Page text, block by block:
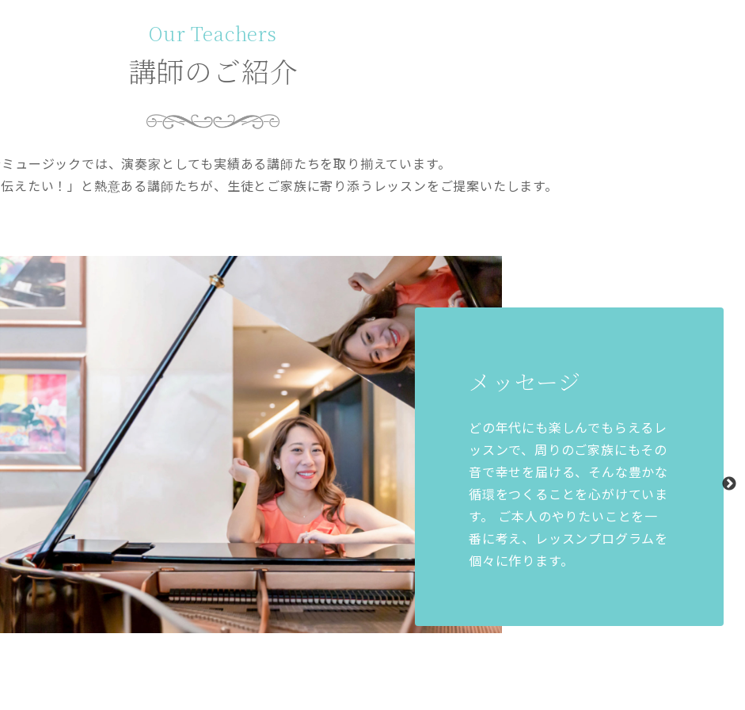
Our Teachers
講師のご紹介
ュージックでは、演奏家としても実績ある講師たちを取り揃えています。
えたい！」と熱意ある講師たちが、生徒とご家族に寄り添うレッスンをご提案いたします。
メッセージ
どの年代にも楽しんでもらえるレ
ッスンで、周りのご家族にもその
音で幸せを届ける、そんな豊かな
循環をつくることを心がけていま
す。 ご本人のやりたいことを一
番に考え、レッスンプログラムを
個々に作ります。